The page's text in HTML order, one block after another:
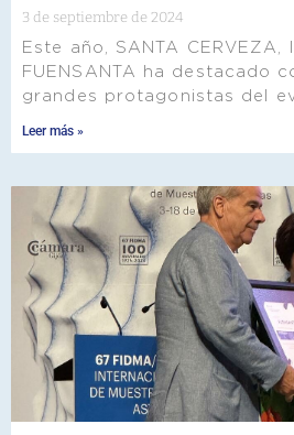
3 de septiembre de 2024
Este año, SANTA CERVEZA,
FUENSANTA ha destacado
grandes protagonistas del
Leer más »